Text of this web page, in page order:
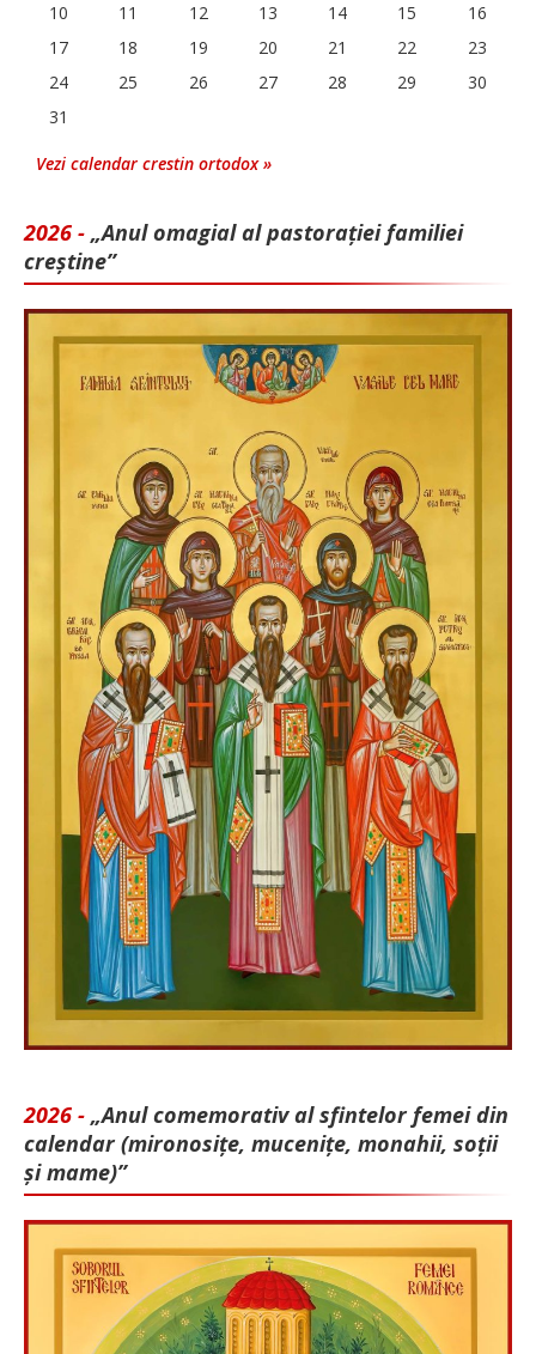
10
11 12 13 14 15
16
17
18 19 20 21 22
23
24
25 26 27 28 29
30
31
Vezi calendar crestin ortodox »
2026 - „Anul omagial al pastorației familiei
creștine”
2026 - „Anul comemorativ al sfintelor femei din
calendar (mironosițe, mu­cenițe, monahii, soții
și mame)”